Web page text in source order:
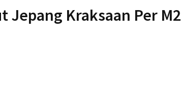
Jepang Kraksaan Per M2